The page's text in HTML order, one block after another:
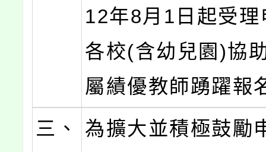
12年8月1日起受
各校(含幼兒園)協
屬績優教師踴躍報
三、
為擴大並積極鼓勵